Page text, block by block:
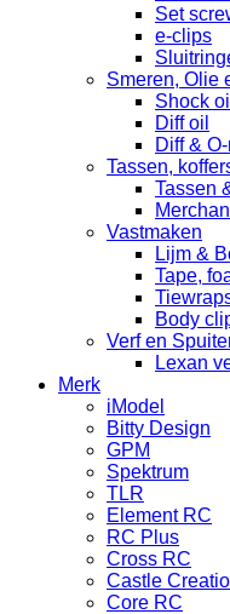
Set
e-clips
Smeren, Olie
Shock oil
Diff oil
Diff &
Tassen,
Tassen
Vastmaken
Lijm &
Tape,
Body
Verf en
Lexan
Merk
iModel
Bitty Design
GPM
Spektrum
TLR
Element RC
RC Plus
Cross RC
Castle
Core RC